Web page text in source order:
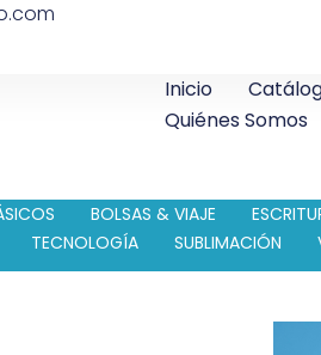
Inicio
Quiénes Somos
BOLSAS & VIAJE
TECNOLOGÍA
SUBLIMACIÓN